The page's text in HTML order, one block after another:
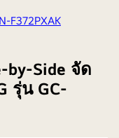
F372PXAK
by-Side จัด
รุ่น GC-